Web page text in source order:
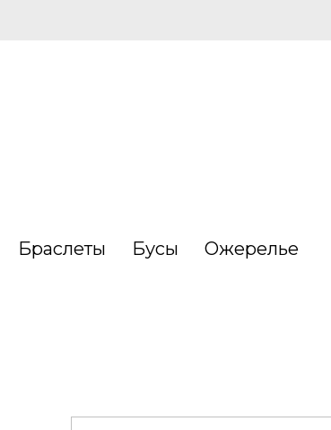
Браслеты Бусы Ожерелье